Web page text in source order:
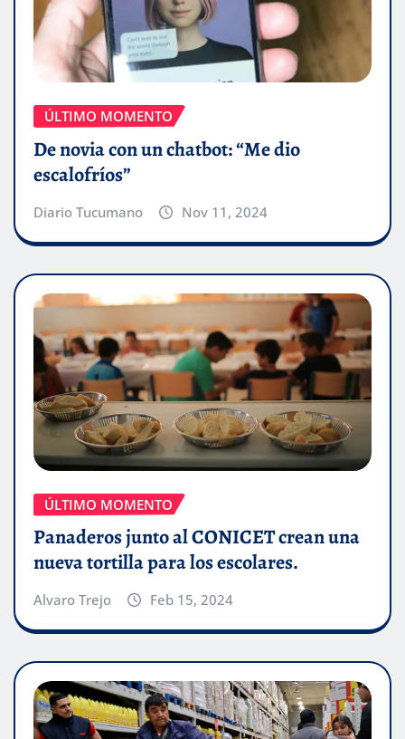
ÚLTIMO MOMENTO
De novia con un chatbot: “Me dio
escalofríos”
Diario Tucumano Nov 11, 2024
ÚLTIMO MOMENTO
Panaderos junto al CONICET crean una
nueva tortilla para los escolares.
Alvaro Trejo Feb 15, 2024